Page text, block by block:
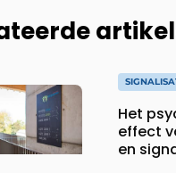
Het
effect
en